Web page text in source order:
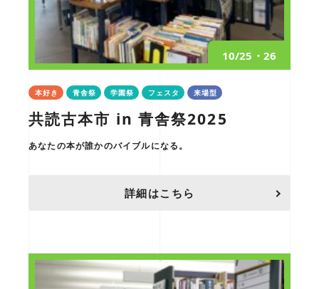
10/25・26
本好き 青舎祭 学園祭 フェスタ 来場型
共読古本市 in 青舎祭2025
あなたの本が誰かのバイブルになる。
詳細はこちら